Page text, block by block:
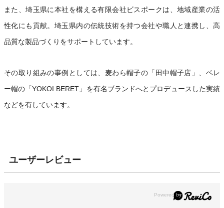
また、埼玉県に本社を構える有限会社ビスポークは、地域産業の活
性化にも貢献。埼玉県内の伝統技術を持つ会社や職人と連携し、高
品質な製品づくりをサポートしています。
その取り組みの事例としては、麦わら帽子の「田中帽子店」、ベレ
ー帽の「YOKOI BERET」を有名ブランドへとプロデュースした実績
などを有しています。
ユーザーレビュー